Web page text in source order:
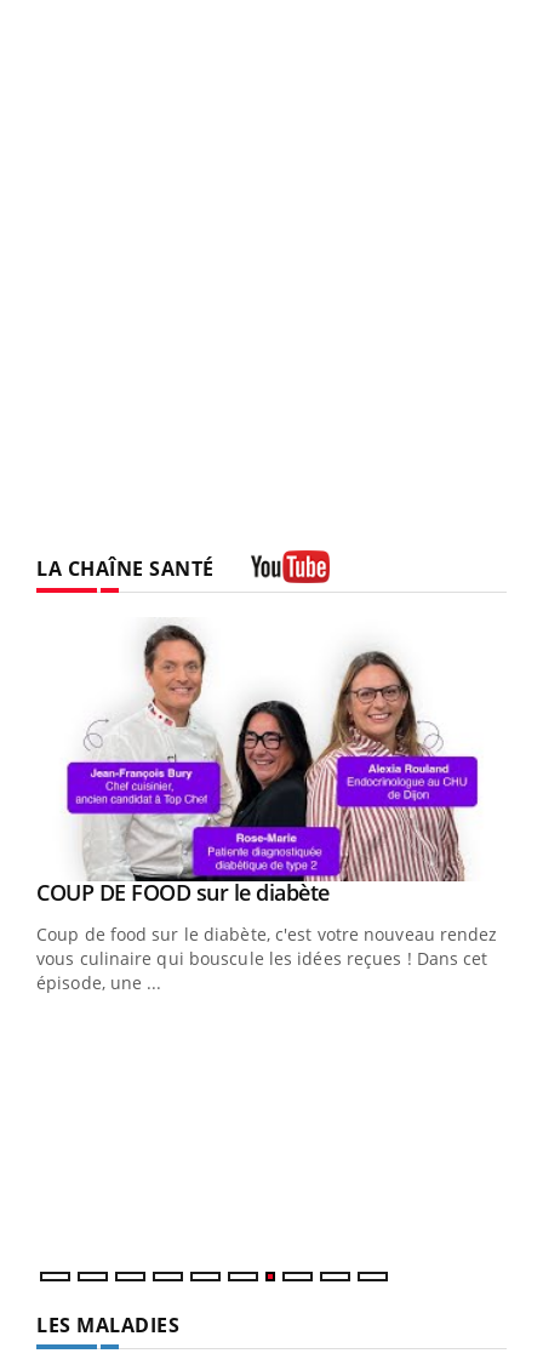
LA CHAÎNE SANTÉ
Youtube
COUP DE FOOD sur le diabèteYoutube
Coup de food sur le diabète, c'est votre nouveau rendez-
vous culinaire qui bouscule les idées reçues ! Dans cet
épisode, une ...
LES MALADIES